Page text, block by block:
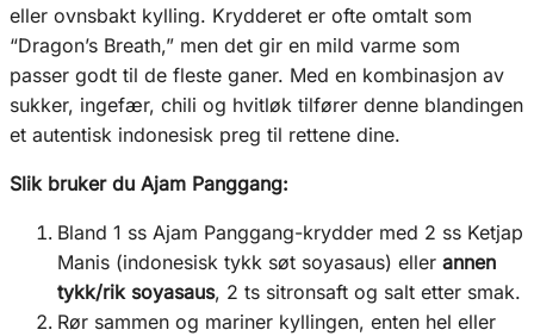
eller ovnsbakt kylling. Krydderet er ofte omtalt som
“Dragon’s Breath,” men det gir en mild varme som
passer godt til de fleste ganer. Med en kombinasjon av
sukker, ingefær, chili og hvitløk tilfører denne blandingen
et autentisk indonesisk preg til rettene dine.
Slik bruker du Ajam Panggang:
Bland 1 ss Ajam Panggang-krydder med 2 ss Ketjap
Manis (indonesisk tykk søt soyasaus) eller annen
tykk/rik soyasaus, 2 ts sitronsaft og salt etter smak.
Rør sammen og mariner kyllingen, enten hel eller